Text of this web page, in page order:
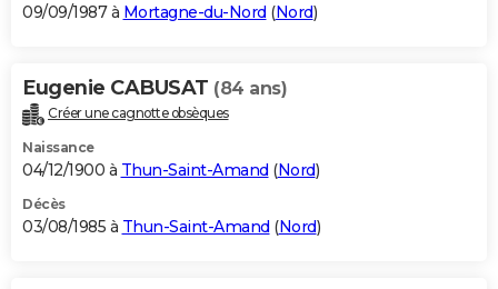
09/09/1987 à Mortagne-du-Nord (Nord)
Eugenie CABUSAT (84 ans)
Créer une cagnotte obsèques
Naissance
04/12/1900 à Thun-Saint-Amand (Nord)
Décès
03/08/1985 à Thun-Saint-Amand (Nord)